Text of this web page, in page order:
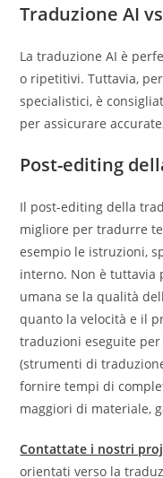
Traduzione AI
La traduzione AI è
o ripetitivi. Tuttavia,
specialistici, è
per assicurare
Post-editing
Il post-editing della
migliore per tradurre
esempio le istruzioni,
interno. Non è tuttavia
umana se la qualità
quanto la velocità e il
traduzioni eseguite
(strumenti di
fornire tempi di
maggiori di materiale,
Contattate i nostri
orientati verso la